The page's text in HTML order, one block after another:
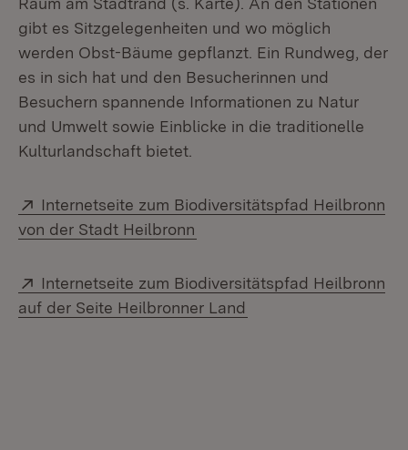
gibt es Sitzgelegenheiten und wo möglich
werden Obst-Bäume gepflanzt. Ein Rundweg, der
es in sich hat und den Besucherinnen und
Besuchern spannende Informationen zu Natur
und Umwelt sowie Einblicke in die traditionelle
Kulturlandschaft bietet.
Extern:
Internetseite zum Biodiversitätspfad Heilbronn
von der Stadt Heilbronn
Extern:
Internetseite zum Biodiversitätspfad Heilbronn
auf der Seite Heilbronner Land